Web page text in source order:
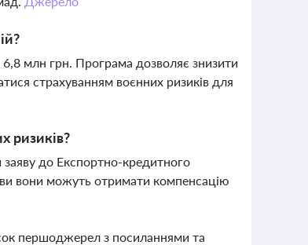
млн грн. Програма дозволяє знизити
страхуванням воєнних ризиків для
ризиків?
заяву до Експортно-кредитного
вони можуть отримати компенсацію
першоджерел з посиланнями та